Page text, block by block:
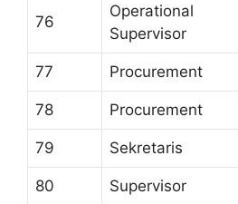
76
Operational
Supervisor
77 Procurement
78 Procurement
79 Sekretaris
80 Supervisor